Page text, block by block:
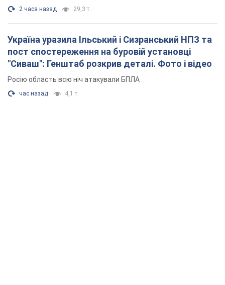
2 часа назад 29,3 т.
Україна уразила Ільський і Сизранський НПЗ та
пост спостереження на буровій установці
"Сиваш": Генштаб розкрив деталі. Фото і відео
Росію область всю ніч атакували БПЛА
час назад 4,1 т.